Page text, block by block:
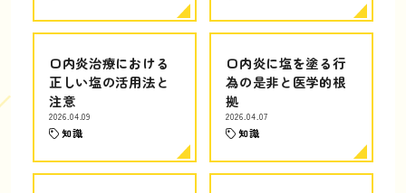
口内炎治療における
正しい塩の活用法と
注意
2026.04.09
知識
口内炎に塩を塗る行
為の是非と医学的根
拠
2026.04.07
知識